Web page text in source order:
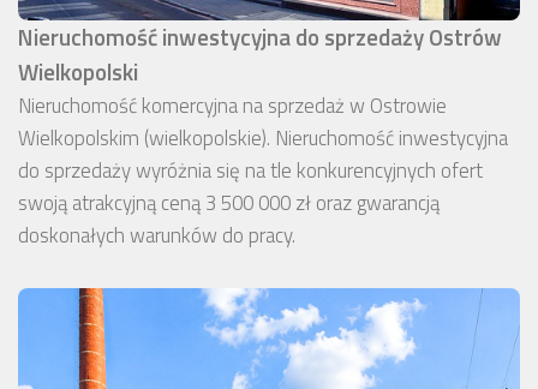
Nieruchomość inwestycyjna do sprzedaży Ostrów
Wielkopolski
Nieruchomość komercyjna na sprzedaż w Ostrowie
Wielkopolskim (wielkopolskie). Nieruchomość inwestycyjna
do sprzedaży wyróżnia się na tle konkurencyjnych ofert
swoją atrakcyjną ceną 3 500 000 zł oraz gwarancją
doskonałych warunków do pracy.